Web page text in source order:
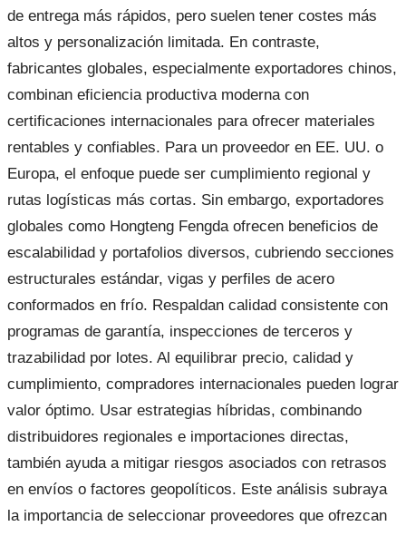
de entrega más rápidos, pero suelen tener costes más
altos y personalización limitada. En contraste,
fabricantes globales, especialmente exportadores chinos,
combinan eficiencia productiva moderna con
certificaciones internacionales para ofrecer materiales
rentables y confiables. Para un proveedor en EE. UU. o
Europa, el enfoque puede ser cumplimiento regional y
rutas logísticas más cortas. Sin embargo, exportadores
globales como Hongteng Fengda ofrecen beneficios de
escalabilidad y portafolios diversos, cubriendo secciones
estructurales estándar, vigas y perfiles de acero
conformados en frío. Respaldan calidad consistente con
programas de garantía, inspecciones de terceros y
trazabilidad por lotes. Al equilibrar precio, calidad y
cumplimiento, compradores internacionales pueden lograr
valor óptimo. Usar estrategias híbridas, combinando
distribuidores regionales e importaciones directas,
también ayuda a mitigar riesgos asociados con retrasos
en envíos o factores geopolíticos. Este análisis subraya
la importancia de seleccionar proveedores que ofrezcan